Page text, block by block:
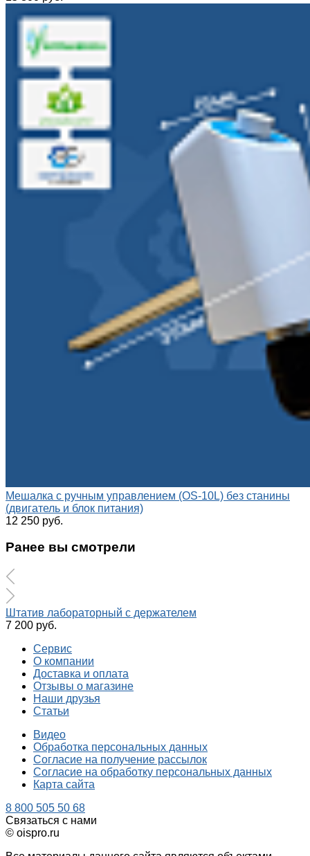
Мешалка с ручным управлением (OS-10L) без станины
(двигатель и блок питания)
12 250 руб.
Ранее вы смотрели
Штатив лабораторный с держателем
7 200 руб.
Сервис
О компании
Доставка и оплата
Отзывы о магазине
Наши друзья
Статьи
Видео
Обработка персональных данных
Согласие на получение рассылок
Согласие на обработку персональных данных
Карта сайта
8 800 505 50 68
Связаться с нами
© oispro.ru